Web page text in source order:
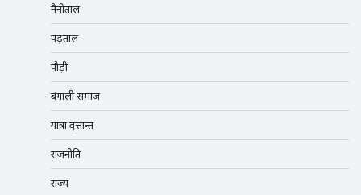
नैनीताल
पड़ताल
पौड़ी
बंगाली समाज
यात्रा वृत्तान्त
राजनीति
राज्य